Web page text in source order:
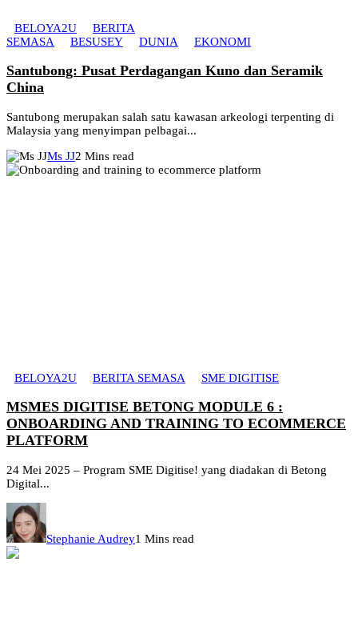
BELOYA2U
BERITA
SEMASA
BESUSEY DUNIA EKONOMI
Santubong: Pusat Perdagangan Kuno dan Seramik
China
Santubong merupakan salah satu kawasan arkeologi terpenting di
Malaysia yang menyimpan pelbagai...
Ms JJ2 Mins read
BELOYA2U BERITA SEMASA SME DIGITISE
MSMES DIGITISE BETONG MODULE 6 :
ONBOARDING AND TRAINING TO ECOMMERCE
PLATFORM
24 Mei 2025 – Program SME Digitise! yang diadakan di Betong
Digital...
Stephanie Audrey1 Mins read